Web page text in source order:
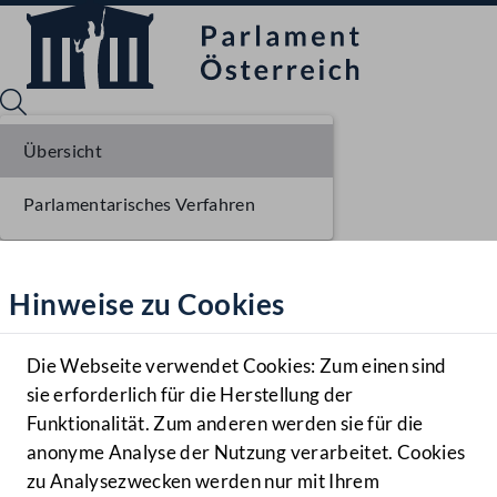
Hilfe
Benutzer
Navigationsmenü öffnen
MENÜ
Hinweise zu Cookies
Die Webseite verwendet Cookies: Zum einen sind
sie erforderlich für die Herstellung der
Funktionalität. Zum anderen werden sie für die
anonyme Analyse der Nutzung verarbeitet. Cookies
zu Analysezwecken werden nur mit Ihrem
Übersicht
Parlamentarisches Verfahren